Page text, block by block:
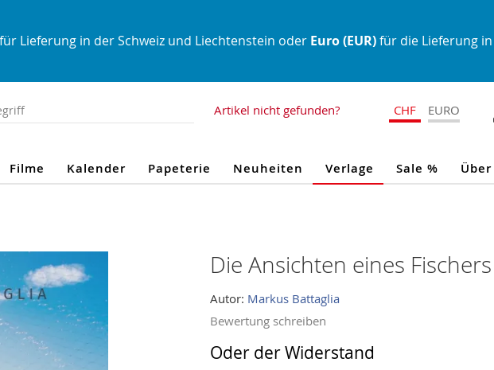
für Lieferung in der Schweiz und Liechtenstein oder Euro (EUR)für die Lieferung
Artikel nicht gefunden? CHF EURO
Filme Kalender Papeterie Neuheiten Verlage Sale %
Die Ansichten eines Fischers
Autor: Markus Battaglia
Bewertung schreiben
Oder der Widerstand